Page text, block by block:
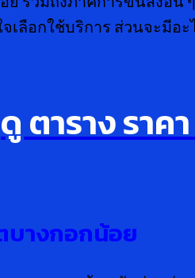
ลือกใช้บริการ ส่วนจะมีอะ
ดู ตาราง ราค
บางกอกน้อย